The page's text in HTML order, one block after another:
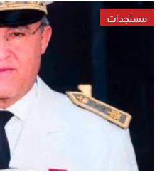
مستجدات